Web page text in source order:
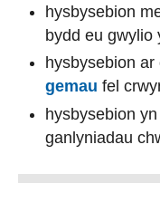
hysbysebion
bydd eu gwylio
hysbysebion ar
gemau fel
hysbysebion
ganlyniadau